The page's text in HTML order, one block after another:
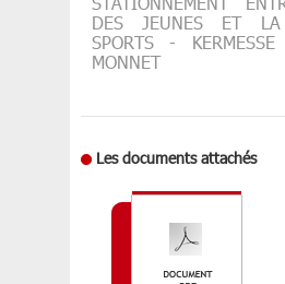
DES JEUNES ET
SPORTS -
MONNET
Les documents attachés